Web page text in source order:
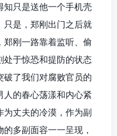
知只是送他一个手机壳
只是，郑刚出门之后就
刚一路靠着监听、偷
处于惊恐和提防的状态
了我们对腐败官员的
的春心荡漾和内心紧
丈夫的冷漠，作为副
多副面容一一呈现，